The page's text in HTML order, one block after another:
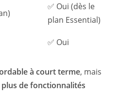
✅ Oui (dès le
plan Essential)
✅ Oui
à court terme, mais
de fonctionnalités